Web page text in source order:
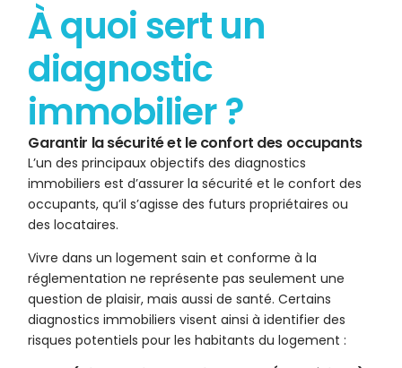
À quoi sert un
diagnostic
immobilier ?
Garantir la sécurité et le confort des occupants
L’un des principaux objectifs des diagnostics
immobiliers est d’assurer la sécurité et le confort des
occupants, qu’il s’agisse des futurs propriétaires ou
des locataires.
Vivre dans un logement sain et conforme à la
réglementation ne représente pas seulement une
question de plaisir, mais aussi de santé. Certains
diagnostics immobiliers visent ainsi à identifier des
risques potentiels pour les habitants du logement :